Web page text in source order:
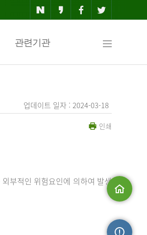
관련기관
맵
업데이트 일자 : 2024-03-18
인쇄
부적인 위험요인에 의하여 발생